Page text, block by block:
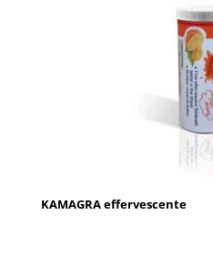
KAMAGRA effervescente